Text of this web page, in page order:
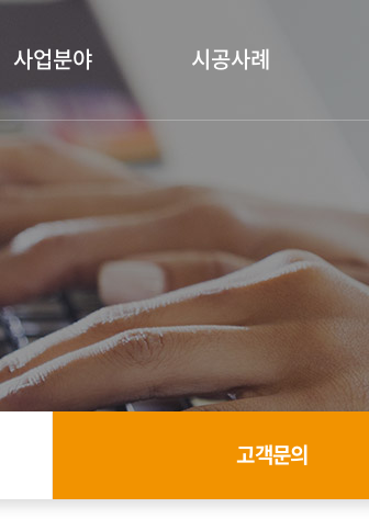
사업분야 시공사례
고객문의